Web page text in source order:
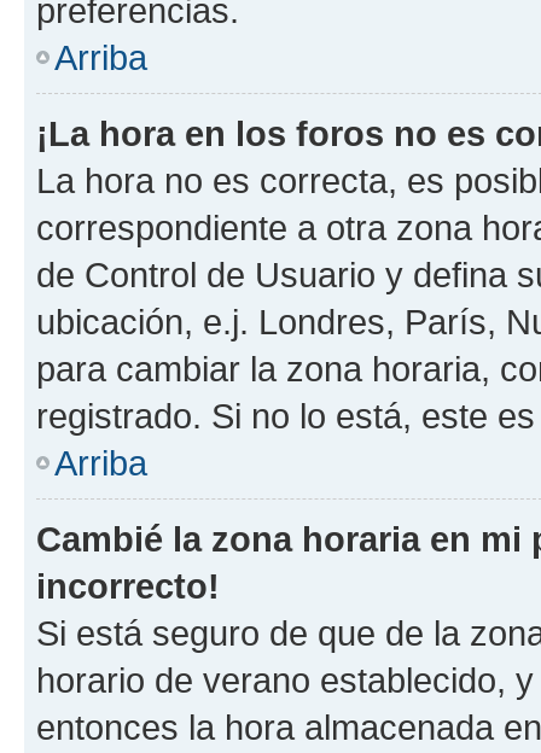
preferencias.
Arriba
¡La hora en los foros no es
La hora no es correcta, es
correspondiente a otra zona
de Control de Usuario y defina
ubicación, e.j. Londres, París,
para cambiar la zona horaria,
registrado. Si no lo está, este
Arriba
Cambié la zona horaria en
incorrecto!
Si está seguro de que de la
horario de verano establecido,
entonces la hora almacenada